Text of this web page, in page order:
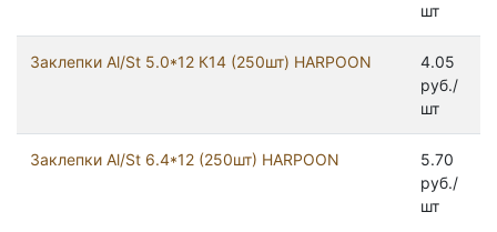
шт
Заклепки Al/St 5.0*12 К14 (250шт) HARPOON
4.05
руб./
шт
Заклепки Al/St 6.4*12 (250шт) HARPOON
5.70
руб./
шт